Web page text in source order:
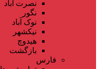
نصرت آباد
نگور
نوک آباد
نیکشهر
هیدوچ
بازگشت
فارس